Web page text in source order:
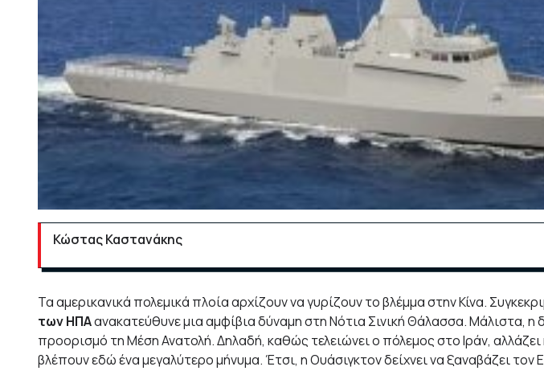
Κώστας Καστανάκης
Τα αμερικανικά πολεμικά πλοία αρχίζουν να γυρίζουν το βλέμμα στην Κίνα.
των ΗΠΑανακατεύθυνε μια αμφίβια δύναμη στη Νότια Σινική Θάλασσα. Μάλιστα, η
προορισμό τη Μέση Ανατολή. Δηλαδή, καθώς τελειώνει ο πόλεμος στο Ιράν, αλλάζει
βλέπουν εδώ ένα μεγαλύτερο μήνυμα. Έτσι, η Ουάσιγκτον δείχνει να ξαναβάζει τον